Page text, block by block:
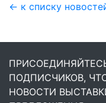
← к списку
ПОДПИСЧИКОВ,
НОВОСТИ